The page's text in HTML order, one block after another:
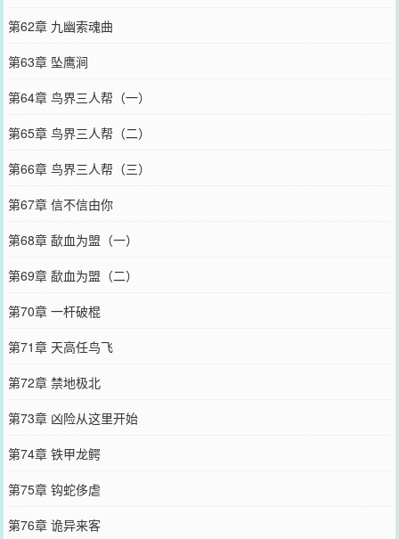
第62章 九幽索魂曲
第63章 坠鹰涧
第64章 鸟界三人帮（一）
第65章 鸟界三人帮（二）
第66章 鸟界三人帮（三）
第67章 信不信由你
第68章 歃血为盟（一）
第69章 歃血为盟（二）
第70章 一杆破棍
第71章 天高任鸟飞
第72章 禁地极北
第73章 凶险从这里开始
第74章 铁甲龙鳄
第75章 钩蛇侈虐
第76章 诡异来客